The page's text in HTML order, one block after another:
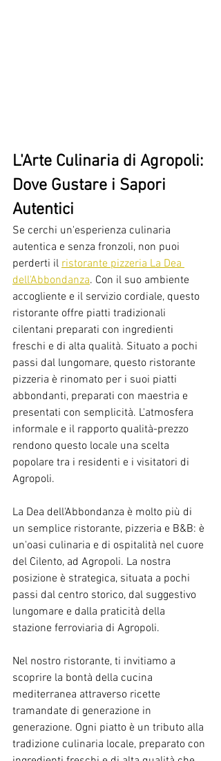
L'Arte Culinaria di Agropoli:
Dove Gustare i Sapori
Autentici
Se cerchi un'esperienza culinaria
autentica e senza fronzoli, non puoi
perderti il ristorante pizzeria La Dea
dell'Abbondanza. Con il suo ambiente
accogliente e il servizio cordiale, questo
ristorante offre piatti tradizionali
cilentani preparati con ingredienti
freschi e di alta qualità. Situato a pochi
passi dal lungomare, questo ristorante
pizzeria è rinomato per i suoi piatti
abbondanti, preparati con maestria e
presentati con semplicità. L'atmosfera
informale e il rapporto qualità-prezzo
rendono questo locale una scelta
popolare tra i residenti e i visitatori di
Agropoli.
La Dea dell'Abbondanza è molto più di
un semplice ristorante, pizzeria e B&B: è
un'oasi culinaria e di ospitalità nel cuore
del Cilento, ad Agropoli. La nostra
posizione è strategica, situata a pochi
passi dal centro storico, dal suggestivo
lungomare e dalla praticità della
stazione ferroviaria di Agropoli.
Nel nostro ristorante, ti invitiamo a
scoprire la bontà della cucina
mediterranea attraverso ricette
tramandate di generazione in
generazione. Ogni piatto è un tributo alla
tradizione culinaria locale, preparato con